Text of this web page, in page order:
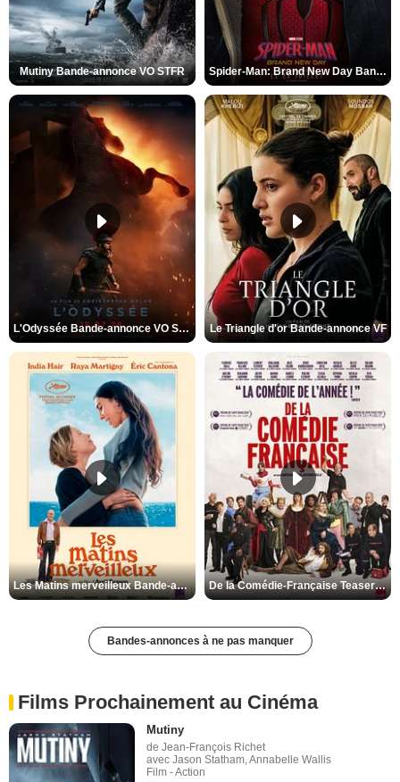
Mutiny Bande-annonce VO STFR Spider-Man: Brand New Day Bande-annonce VO STFR
L'Odyssée Bande-annonce VO STFR Le Triangle d'or Bande-annonce VF
Les Matins merveilleux Bande-annonce VF De la Comédie-Française Teaser VF
Bandes-annonces à ne pas manquer
Films Prochainement au Cinéma
Mutiny
de Jean-François Richet
avec Jason Statham, Annabelle Wallis
Film - Action